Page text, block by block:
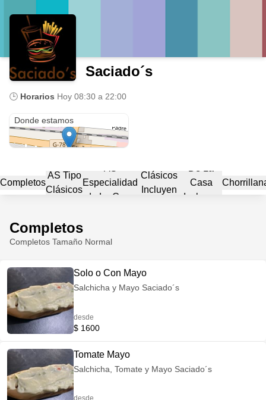
Saciado´s
🕒 Horarios Hoy 08:30 a 22:00
Donde estamos
Completos
AS Tipo
Clásicos
Especialidad
de La Casa
Clásicos
Incluyen
Casa
Incluyen
Completos
Completos Tamaño Normal
Solo o Con Mayo
Salchicha y Mayo Saciado´s
desde
$ 1600
Tomate Mayo
Salchicha, Tomate y Mayo Saciado´s
desde